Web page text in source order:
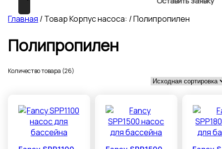
Главная / Товар Корпус насоса: / Полипропилен
Полипропилен
Количество товара (26)